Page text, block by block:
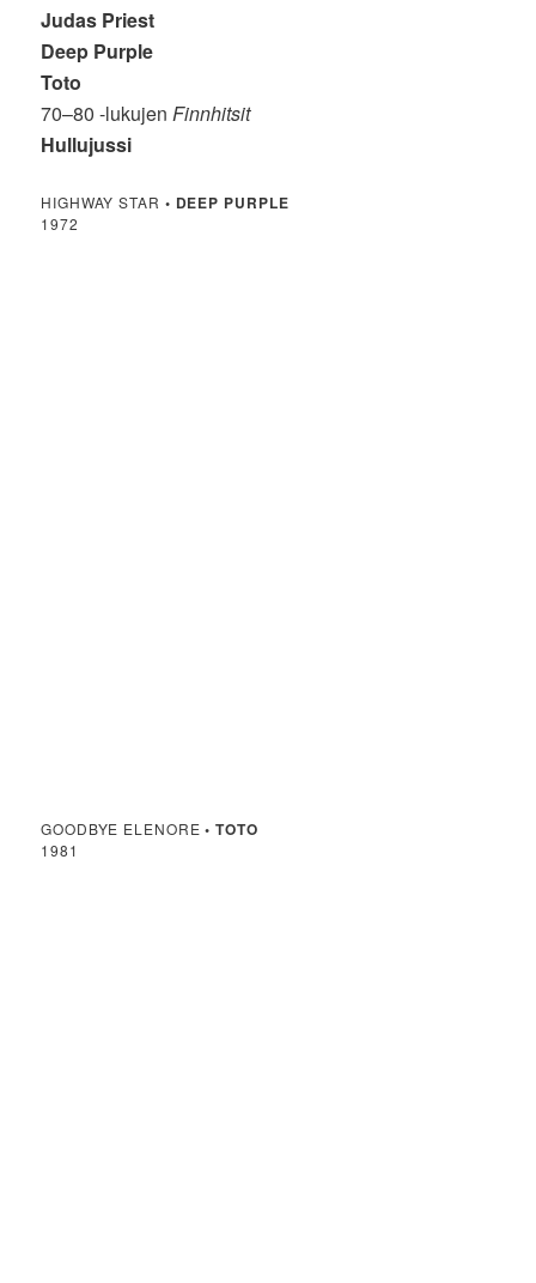
Judas Priest
Deep Purple
Toto
70–80 -lukujenFinnhitsit
Hullujussi
HIGHWAY STAR • DEEP PURPLE
1972
GOODBYE ELENORE• TOTO
1981